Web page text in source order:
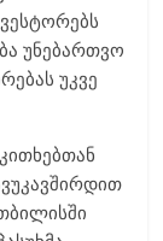
უნებართვო
უკვე